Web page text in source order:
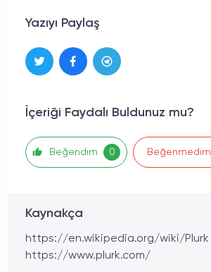
Yazıyı Paylaş
İçeriği Faydalı Buldunuz mu?
Beğendim 0 Beğenmedim
Kaynakça
https://en.wikipedia.org/wiki/Plurk
https://www.plurk.com/